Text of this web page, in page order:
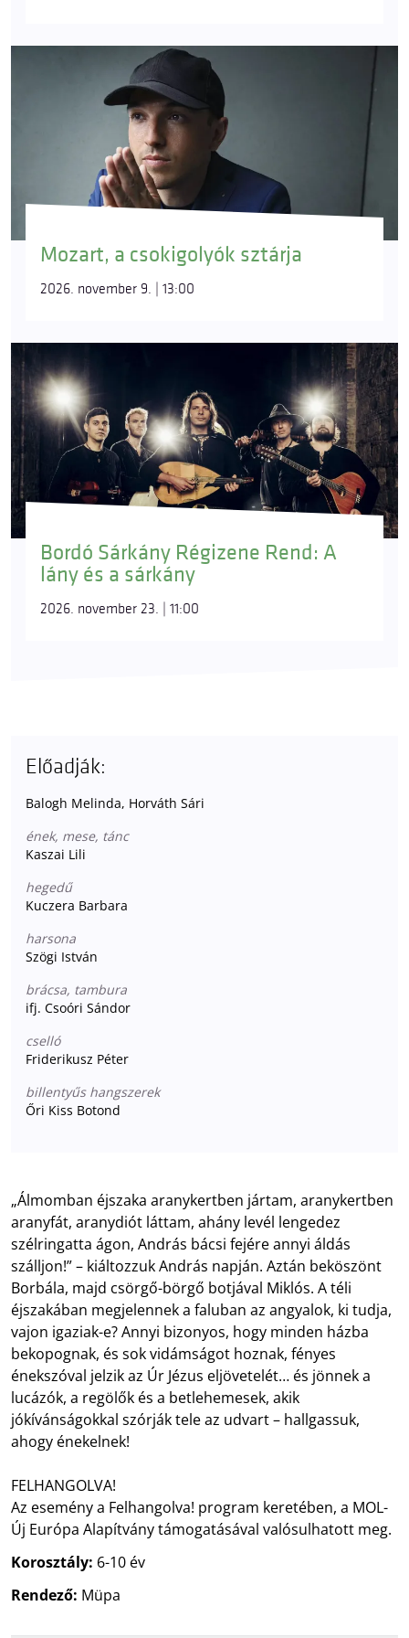
Mozart, a csokigolyók sztárja
2026. november 9. | 13:00
Bordó Sárkány Régizene Rend: A
lány és a sárkány
2026. november 23. | 11:00
Előadják:
Balogh Melinda, Horváth Sári
ének, mese, tánc
Kaszai Lili
hegedű
Kuczera Barbara
harsona
Szögi István
brácsa, tambura
ifj. Csoóri Sándor
cselló
Friderikusz Péter
billentyűs hangszerek
Őri Kiss Botond
„Álmomban éjszaka aranykertben jártam, aranykertben
aranyfát, aranydiót láttam, ahány levél lengedez
szélringatta ágon, András bácsi fejére annyi áldás
szálljon!” – kiáltozzuk András napján. Aztán beköszönt
Borbála, majd csörgő-börgő botjával Miklós. A téli
éjszakában megjelennek a faluban az angyalok, ki tudja,
vajon igaziak-e? Annyi bizonyos, hogy minden házba
bekopognak, és sok vidámságot hoznak, fényes
énekszóval jelzik az Úr Jézus eljövetelét… és jönnek a
lucázók, a regölők és a betlehemesek, akik
jókívánságokkal szórják tele az udvart – hallgassuk,
ahogy énekelnek!
FELHANGOLVA!
Az esemény a Felhangolva! program keretében, a MOL-
Új Európa Alapítvány támogatásával valósulhatott meg.
Korosztály: 6-10 év
Rendező: Müpa